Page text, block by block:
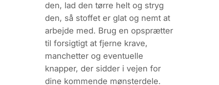
den, lad den tørre helt og stryg
den, så stoffet er glat og nemt at
arbejde med. Brug en opsprætter
til forsigtigt at fjerne krave,
manchetter og eventuelle
knapper, der sidder i vejen for
dine kommende mønsterdele.